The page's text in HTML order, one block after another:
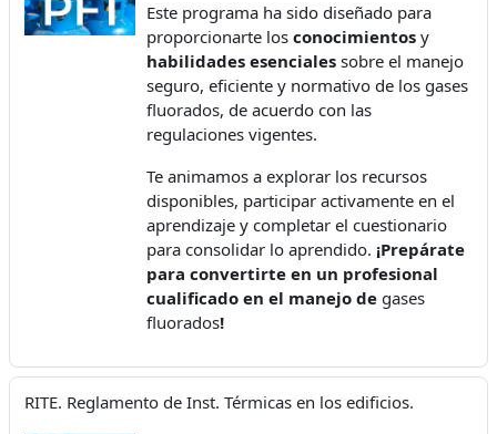
Este programa ha sido diseñado para
proporcionarte los conocimientos y
habilidades esenciales sobre el manejo
seguro, eficiente y normativo de los gases
fluorados, de acuerdo con las
regulaciones vigentes.
Te animamos a explorar los recursos
disponibles, participar activamente en el
aprendizaje y completar el cuestionario
para consolidar lo aprendido. ¡Prepárate
para convertirte en un profesional
cualificado en el manejo de gases
fluorados!
RITE. Reglamento de Inst. Térmicas en los edificios.